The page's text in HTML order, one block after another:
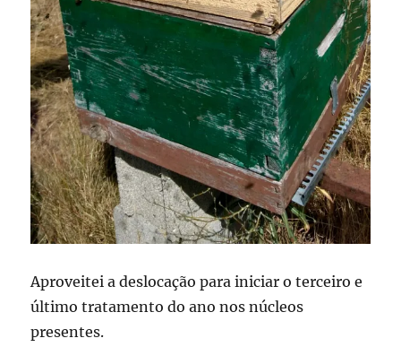
Aproveitei a deslocação para iniciar o terceiro e
último tratamento do ano nos núcleos
presentes.